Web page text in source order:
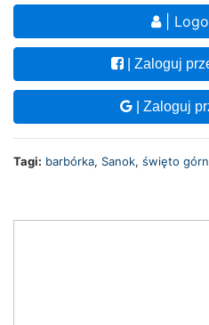
|
| Zaloguj
| Zaloguj
Tagi: barbórka, Sanok, święto